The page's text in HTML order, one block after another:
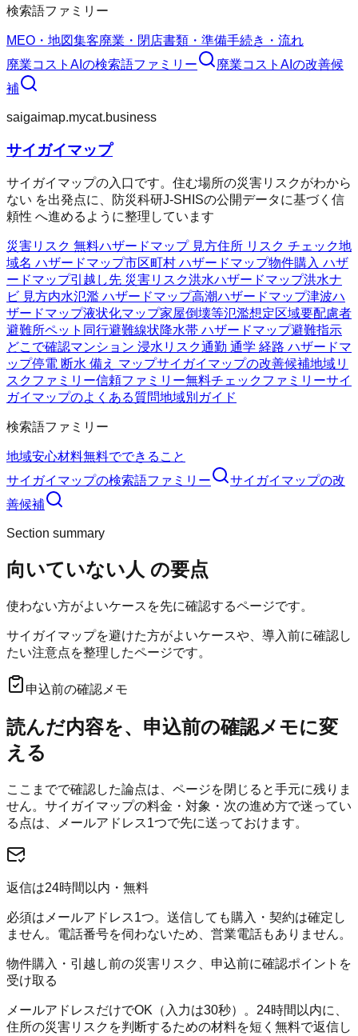
検索語ファミリー
MEO・地図集客廃業・閉店書類・準備手続き・流れ
廃業コストAI の検索語ファミリー 廃業コストAI の改善候
補
saigaimap.mycat.business
サイガイマップ
サイガイマップの入口です。住む場所の災害リスクがわから
ない を出発点に、防災科研J-SHISの公開データに基づく信
頼性 へ進めるように整理しています
災害リスク 無料ハザードマップ 見方住所 リスク チェック地
域名 ハザードマップ市区町村 ハザードマップ物件購入 ハザ
ードマップ引越し先 災害リスク洪水ハザードマップ洪水ナ
ビ 見方内水氾濫 ハザードマップ高潮ハザードマップ津波ハ
ザードマップ液状化マップ家屋倒壊等氾濫想定区域要配慮者
避難所ペット同行避難線状降水帯 ハザードマップ避難指示
どこで確認マンション 浸水リスク通勤 通学 経路 ハザードマ
ップ停電 断水 備え マップサイガイマップの改善候補地域リ
スクファミリー信頼ファミリー無料チェックファミリーサイ
ガイマップのよくある質問地域別ガイド
検索語ファミリー
地域安心材料無料でできること
サイガイマップの検索語ファミリー サイガイマップの改
善候補
Section summary
向いていない人 の要点
使わない方がよいケースを先に確認するページです。
サイガイマップを避けた方がよいケースや、導入前に確認し
たい注意点を整理したページです。
申込前の確認メモ
読んだ内容を、申込前の確認メモに変
える
ここまでで確認した論点は、ページを閉じると手元に残りま
せん。 サイガイマップの料金・対象・次の進め方で迷ってい
る点は、メールアドレス1つで先に送っておけます。
返信は24時間以内・無料
必須はメールアドレス1つ。送信しても購入・契約は確定し
ません。電話番号を伺わないため、営業電話もありません。
物件購入・引越し前の災害リスク、申込前に確認ポイントを
受け取る
メールアドレスだけでOK（入力は30秒）。24時間以内に、
住所の災害リスクを判断するための材料を短く無料で返信し